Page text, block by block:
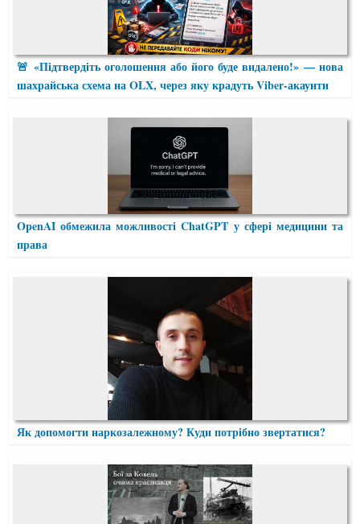
🚨 «Підтвердіть оголошення або його буде видалено!» — нова
шахрайська схема на OLX, через яку крадуть Viber-акаунти
OpenAI обмежила можливості ChatGPT у сфері медицини та
права
Як допомогти наркозалежному? Куди потрібно звертатися?